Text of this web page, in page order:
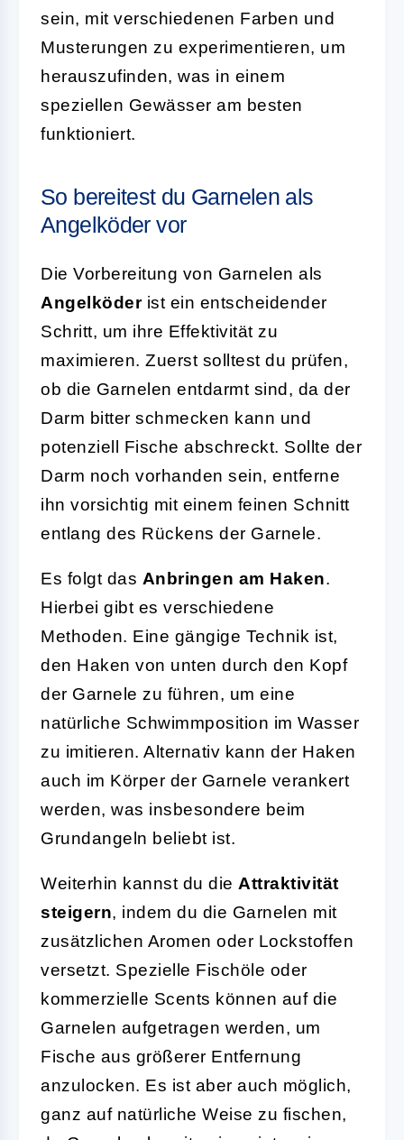
sein, mit verschiedenen Farben und
Musterungen zu experimentieren, um
herauszufinden, was in einem
speziellen Gewässer am besten
funktioniert.
So bereitest du Garnelen als
Angelköder vor
Die Vorbereitung von Garnelen als
Angelköderist ein entscheidender
Schritt, um ihre Effektivität zu
maximieren. Zuerst solltest du prüfen,
ob die Garnelen entdarmt sind, da der
Darm bitter schmecken kann und
potenziell Fische abschreckt. Sollte der
Darm noch vorhanden sein, entferne
ihn vorsichtig mit einem feinen Schnitt
entlang des Rückens der Garnele.
Es folgt das Anbringen am Haken.
Hierbei gibt es verschiedene
Methoden. Eine gängige Technik ist,
den Haken von unten durch den Kopf
der Garnele zu führen, um eine
natürliche Schwimmposition im Wasser
zu imitieren. Alternativ kann der Haken
auch im Körper der Garnele verankert
werden, was insbesondere beim
Grundangeln beliebt ist.
Weiterhin kannst du die Attraktivität
steigern, indem du die Garnelen mit
zusätzlichen Aromen oder Lockstoffen
versetzt. Spezielle Fischöle oder
kommerzielle Scents können auf die
Garnelen aufgetragen werden, um
Fische aus größerer Entfernung
anzulocken. Es ist aber auch möglich,
ganz auf natürliche Weise zu fischen,